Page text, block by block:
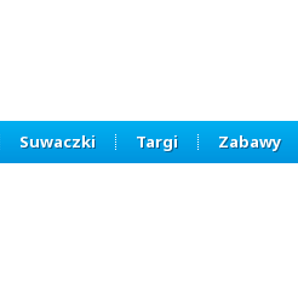
Suwaczki Targi Zabawy